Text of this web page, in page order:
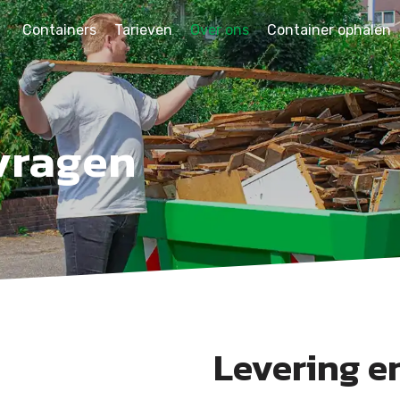
Containers Tarieven Over ons Container ophalen
Levering